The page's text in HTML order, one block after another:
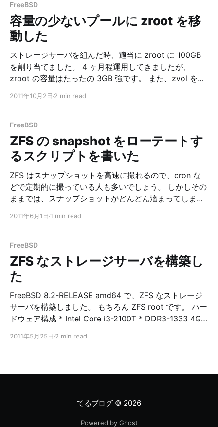
FreeBSD
容量の少ないプールに zroot を移
動した
ストレージサーバを組んだ時、適当に zroot に 100GB
を割り当てました。 4 ヶ月程運用してきましたが、
zroot の容量はたったの 3GB 強です。 また、zvol を使
ました。 そこで、swap を含め、新しい SSD の 30GB
zfs send、zfs receive を使うことで、容量の小さいプー
ルにファイルシステムをコピーできます。 もちろん、移
行前の "使用容量" が、移行先のプール容量より小さい必
要があります。 また、 * なるべく停止せずに移行したい
* プール名・構成デバイス名を保ったまま移行したい (無
駄なこだわり) ということで、別の FreeBSD マシンを用
意し、ssh
2011年10月2日 2 min read
FreeBSD
ZFS の snapshot をローテートす
るスクリプトを書いた
ZFS はスナップショットを高速に撮れるので、cron な
どで定期的に撮っている人も多いでしょう。 しかしその
ままでは、スナップショットがどんどん溜まってしまい
た。 手動で作成したスナップショットを消してしまわな
8.2-RELEASE amd64 スクリプト snapshotrotate.sh
#!/bin/sh # # 20110529 # rotate snapshots #
PATH=/sbin:/bin:/usr/sbin:/usr/bin:/usr/local/sbin:/usr/l
ocal/bin export PATH # # usage # if [ "${1}" = "" ]
then { echo "usage:"
2011年6月1日 1 min read
FreeBSD
ZFS なストレージサーバを構築し
た
FreeBSD 8.2-RELEASE amd64 で、ZFS なストレージ
サーバを構築しました。 もちろん ZFS root です。 ハー
ドウェア構成 * Intel Core i3-2100T * DDR3-1333 4GB
ル構成 システム用のプールです。 ルートファイルシス
分割したいと思います。 現在、ディスク 1 本でプールを
2011年5月25日 2 min read
てるブログ© 2026
Powered by Ghost